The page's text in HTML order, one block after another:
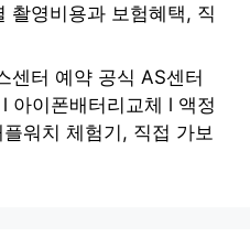
촬영비용과 보험혜택, 직
센터 예약 공식 AS센터
아이폰배터리교체 l 액정
워치 체험기, 직접 가보